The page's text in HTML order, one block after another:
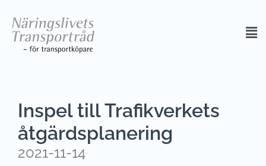
Inspel till Trafikverkets
åtgärdsplanering
2021-11-14